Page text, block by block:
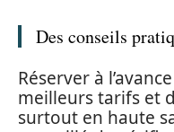
Des conseils
Réserver à
meilleurs tarifs et
surtout en haute